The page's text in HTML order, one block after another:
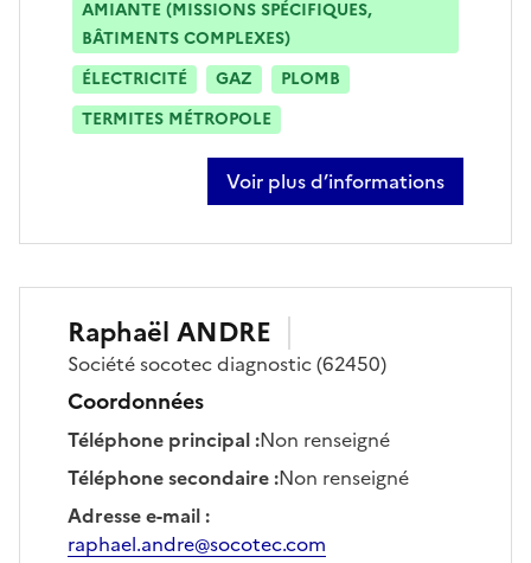
AMIANTE (MISSIONS SPÉCIFIQUES,
BÂTIMENTS COMPLEXES)
ÉLECTRICITÉ
GAZ
PLOMB
TERMITES MÉTROPOLE
Voir plus d’informations
sur mohamed amrouni
Raphaël ANDRE
Sociétésocotec diagnostic(62450)
Coordonnées
Téléphone principal:Non renseigné
Téléphone secondaire:Non renseigné
Adresse e-mail:
raphael.andre@socotec.com